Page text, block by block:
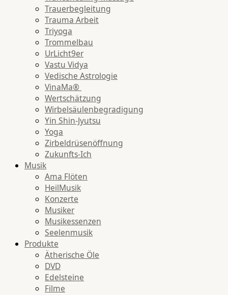
Trauerbegleitung
Trauma Arbeit
Triyoga
Trommelbau
UrLicht9er
Vastu Vidya
Vedische Astrologie
VinaMa®
Wertschätzung
Wirbelsäulenbegradigung
Yin Shin-Jyutsu
Yoga
Zirbeldrüsenöffnung
Zukunfts-Ich
Musik
Ama Flöten
HeilMusik
Konzerte
Musiker
Musikessenzen
Seelenmusik
Produkte
Ätherische Öle
DVD
Edelsteine
Filme